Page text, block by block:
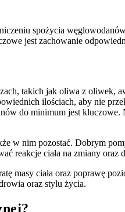
spożycia
jest zachowanie
takich jak oliwa z oliwek,
ilościach, aby nie
do minimum jest
w nim pozostać. Dobrym
reakcje ciała na zmiany
masy ciała oraz poprawę
oraz stylu życia.